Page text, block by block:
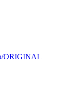
ORIGINAL